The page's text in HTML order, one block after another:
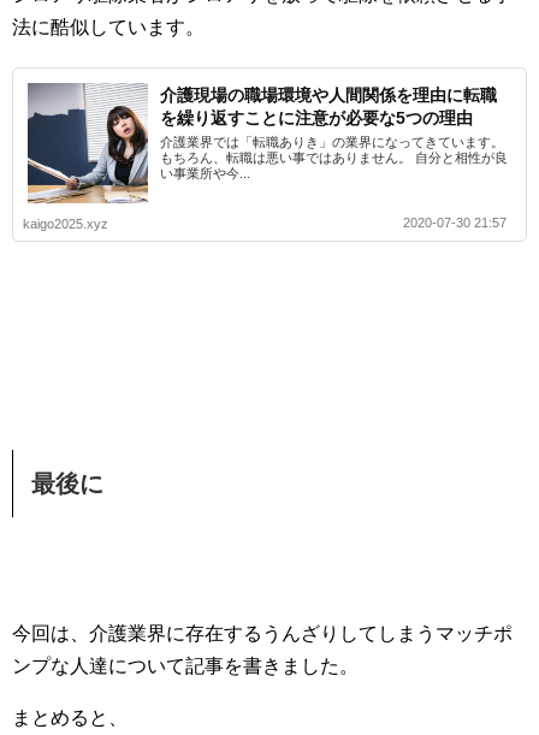
法に酷似しています。
介護現場の職場環境や人間関係を理由に転職
を繰り返すことに注意が必要な5つの理由
介護業界では「転職ありき」の業界になってきています。
もちろん、転職は悪い事ではありません。 自分と相性が良
い事業所や今...
kaigo2025.xyz 2020-07-30 21:57
最後に
今回は、介護業界に存在するうんざりしてしまうマッチポ
ンプな人達について記事を書きました。
まとめると、